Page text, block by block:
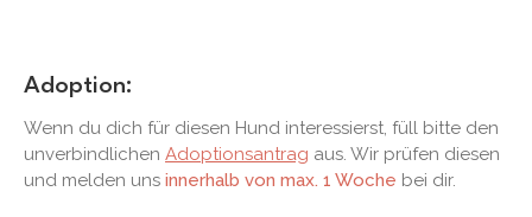
Adoption:
Wenn du dich für diesen Hund interessierst, füll bitte den
unverbindlichen Adoptionsantrag aus. Wir prüfen diesen
und melden uns innerhalb von max. 1 Woche bei dir.